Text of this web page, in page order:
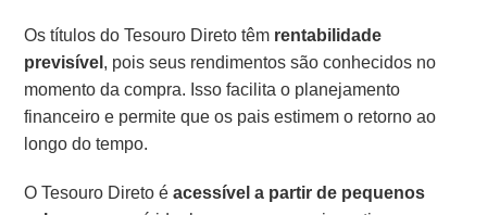
Os títulos do Tesouro Direto têm rentabilidade
previsível, pois seus rendimentos são conhecidos no
momento da compra. Isso facilita o planejamento
financeiro e permite que os pais estimem o retorno ao
longo do tempo.
O Tesouro Direto éacessível a partir de pequenos